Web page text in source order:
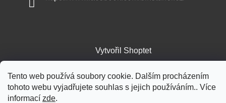
Tento web používá soubory cookie. Dalším procházením
tohoto webu vyjadřujete souhlas s jejich používáním.. Více
informací zde.
Vytvořil Shoptet
Copyright 2026Outdoor-sports.cz. Všechna práva vyhrazena.